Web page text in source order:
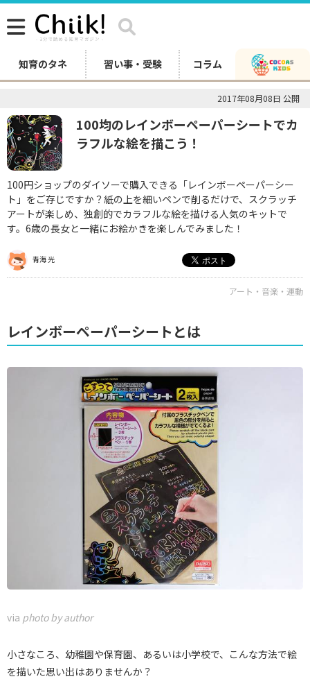
知育のタネ 習い事・受験 コラム
2017年08月08日 公開
100均のレインボーペーパーシートでカ
ラフルな絵を描こう！
100円ショップのダイソーで購入できる「レインボーペーパーシー
ト」をご存じですか？紙の上を細いペンで削るだけで、スクラッチ
アートが楽しめ、独創的でカラフルな絵を描ける人気のキットで
す。6歳の長女と一緒にお絵かきを楽しんでみました！
青海 光
アート・音楽・運動
レインボーペーパーシートとは
via photo by author
小さなころ、幼稚園や保育園、あるいは小学校で、こんな方法で絵
を描いた思い出はありませんか？